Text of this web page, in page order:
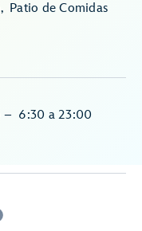
Patio de Comidas
– 6:30 a 23:00